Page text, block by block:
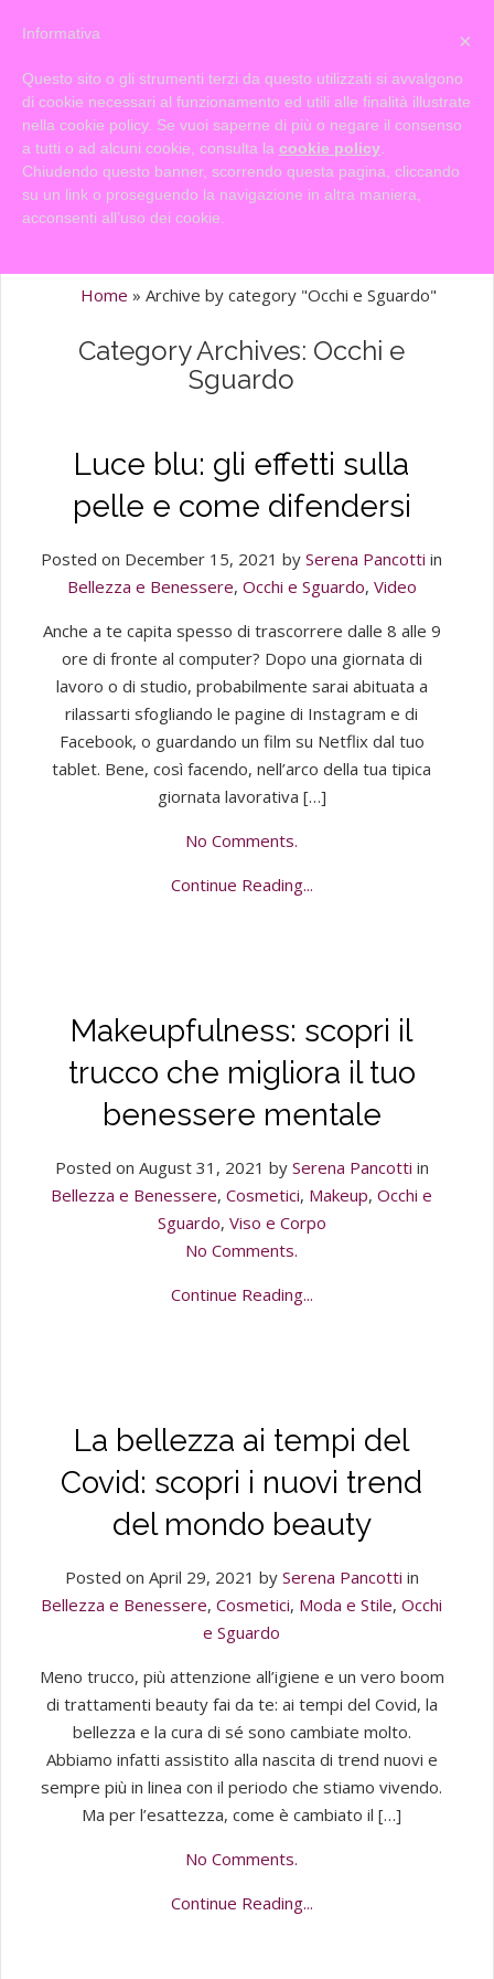
Home » Archive by category "Occhi e Sguardo"
Category Archives: Occhi e
Sguardo
Luce blu: gli effetti sulla
pelle e come difendersi
Posted on December 15, 2021 by Serena Pancotti in
Bellezza e Benessere, Occhi e Sguardo, Video
Anche a te capita spesso di trascorrere dalle 8 alle 9
ore di fronte al computer? Dopo una giornata di
lavoro o di studio, probabilmente sarai abituata a
rilassarti sfogliando le pagine di Instagram e di
Facebook, o guardando un film su Netflix dal tuo
tablet. Bene, così facendo, nell’arco della tua tipica
giornata lavorativa […]
No Comments.
Continue Reading...
Makeupfulness: scopri il
trucco che migliora il tuo
benessere mentale
Posted on August 31, 2021 by Serena Pancotti in
Bellezza e Benessere, Cosmetici, Makeup, Occhi e
Sguardo, Viso e Corpo
No Comments.
Continue Reading...
La bellezza ai tempi del
Covid: scopri i nuovi trend
del mondo beauty
Posted on April 29, 2021 by Serena Pancotti in
Bellezza e Benessere, Cosmetici, Moda e Stile, Occhi
e Sguardo
Meno trucco, più attenzione all’igiene e un vero boom
di trattamenti beauty fai da te: ai tempi del Covid, la
bellezza e la cura di sé sono cambiate molto.
Abbiamo infatti assistito alla nascita di trend nuovi e
sempre più in linea con il periodo che stiamo vivendo.
Ma per l’esattezza, come è cambiato il […]
No Comments.
Continue Reading...
×
Informativa
Questo sito o gli strumenti terzi da questo utilizzati si avvalgono
di cookie necessari al funzionamento ed utili alle finalità illustrate
nella cookie policy. Se vuoi saperne di più o negare il consenso
a tutti o ad alcuni cookie, consulta la cookie policy
Chiudendo questo banner, scorrendo questa pagina, cliccando
su un link o proseguendo la navigazione in altra maniera,
acconsenti all’uso dei cookie.